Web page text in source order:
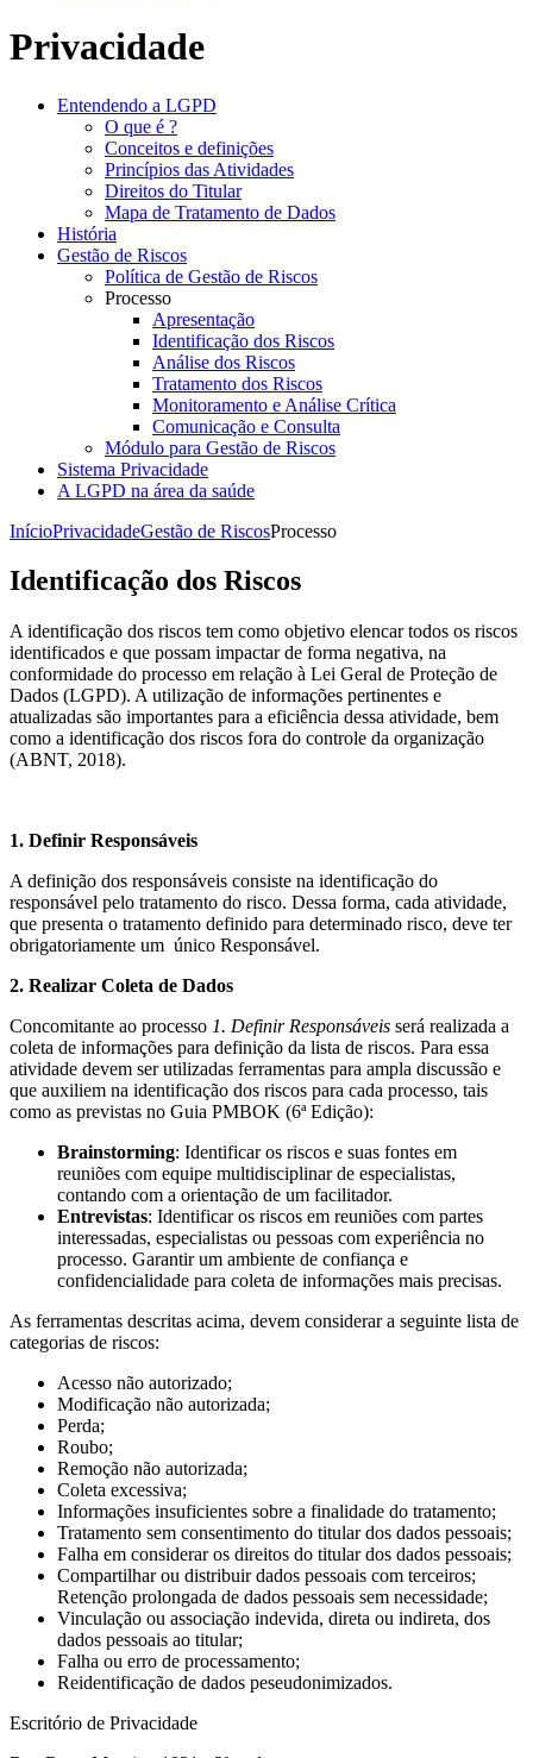
Privacidade
Entendendo a LGPD
O que é ?
Conceitos e definições
Princípios das Atividades
Direitos do Titular
Mapa de Tratamento de Dados
História
Gestão de Riscos
Política de Gestão de Riscos
Processo
Apresentação
Identificação dos Riscos
Análise dos Riscos
Tratamento dos Riscos
Monitoramento e Análise Crítica
Comunicação e Consulta
Módulo para Gestão de Riscos
Sistema Privacidade
A LGPD na área da saúde
InícioPrivacidadeGestão de RiscosProcesso
Identificação dos Riscos
A identificação dos riscos tem como objetivo elencar todos os riscos
identificados e que possam impactar de forma negativa, na
conformidade do processo em relação à Lei Geral de Proteção de
Dados (LGPD). A utilização de informações pertinentes e
atualizadas são importantes para a eficiência dessa atividade, bem
como a identificação dos riscos fora do controle da organização
(ABNT, 2018).
1. Definir Responsáveis
A definição dos responsáveis consiste na identificação do
responsável pelo tratamento do risco. Dessa forma, cada atividade,
que presenta o tratamento definido para determinado risco, deve ter
obrigatoriamente um único Responsável.
2. Realizar Coleta de Dados
Concomitante ao processo 1. Definir Responsáveis será realizada a
coleta de informações para definição da lista de riscos. Para essa
atividade devem ser utilizadas ferramentas para ampla discussão e
que auxiliem na identificação dos riscos para cada processo, tais
como as previstas no Guia PMBOK (6ª Edição):
Brainstorming: Identificar os riscos e suas fontes em
reuniões com equipe multidisciplinar de especialistas,
contando com a orientação de um facilitador.
Entrevistas: Identificar os riscos em reuniões com partes
interessadas, especialistas ou pessoas com experiência no
processo. Garantir um ambiente de confiança e
confidencialidade para coleta de informações mais precisas.
As ferramentas descritas acima, devem considerar a seguinte lista de
categorias de riscos:
Acesso não autorizado;
Modificação não autorizada;
Perda;
Roubo;
Remoção não autorizada;
Coleta excessiva;
Informações insuficientes sobre a finalidade do tratamento;
Tratamento sem consentimento do titular dos dados pessoais;
Falha em considerar os direitos do titular dos dados pessoais;
Compartilhar ou distribuir dados pessoais com terceiros;
Retenção prolongada de dados pessoais sem necessidade;
Vinculação ou associação indevida, direta ou indireta, dos
dados pessoais ao titular;
Falha ou erro de processamento;
Reidentificação de dados peseudonimizados.
Escritório de Privacidade